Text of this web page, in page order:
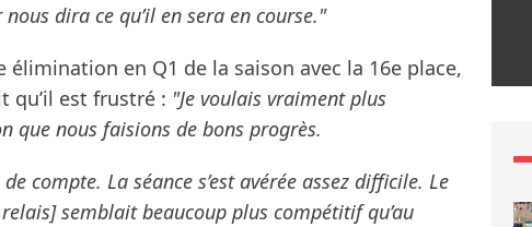
dira ce qu’il en sera en course."
élimination en Q1 de la saison avec la 16e place,
qu’il est frustré : "Je voulais vraiment plus
que nous faisions de bons progrès.
compte. La séance s’est avérée assez difficile. Le
semblait beaucoup plus compétitif qu’au